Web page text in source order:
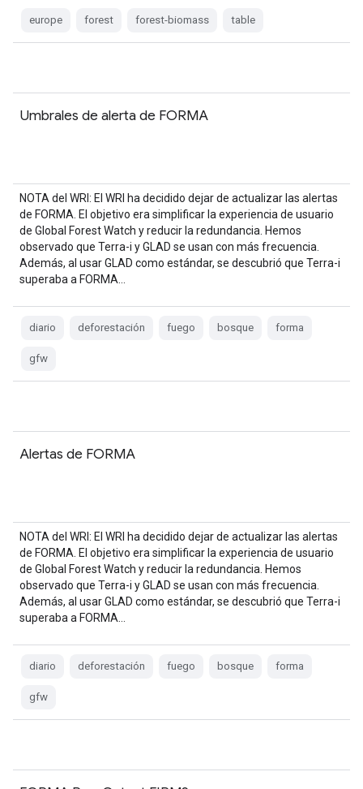
europe forest forest-biomass table
Umbrales de alerta de FORMA
NOTA del WRI: El WRI ha decidido dejar de actualizar las alertas
de FORMA. El objetivo era simplificar la experiencia de usuario
de Global Forest Watch y reducir la redundancia. Hemos
observado que Terra-i y GLAD se usan con más frecuencia.
Además, al usar GLAD como estándar, se descubrió que Terra-i
superaba a FORMA…
diario deforestación fuego bosque forma
gfw
Alertas de FORMA
NOTA del WRI: El WRI ha decidido dejar de actualizar las alertas
de FORMA. El objetivo era simplificar la experiencia de usuario
de Global Forest Watch y reducir la redundancia. Hemos
observado que Terra-i y GLAD se usan con más frecuencia.
Además, al usar GLAD como estándar, se descubrió que Terra-i
superaba a FORMA…
diario deforestación fuego bosque forma
gfw